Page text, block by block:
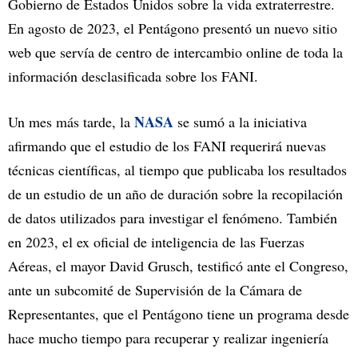
Gobierno de Estados Unidos sobre la vida extraterrestre.
En agosto de 2023, el Pentágono presentó un nuevo sitio
web que servía de centro de intercambio online de toda la
información desclasificada sobre los FANI.
Un mes más tarde, la NASA se sumó a la iniciativa
afirmando que el estudio de los FANI requerirá nuevas
técnicas científicas, al tiempo que publicaba los resultados
de un estudio de un año de duración sobre la recopilación
de datos utilizados para investigar el fenómeno. También
en 2023, el ex oficial de inteligencia de las Fuerzas
Aéreas, el mayor David Grusch, testificó ante el Congreso,
ante un subcomité de Supervisión de la Cámara de
Representantes, que el Pentágono tiene un programa desde
hace mucho tiempo para recuperar y realizar ingeniería